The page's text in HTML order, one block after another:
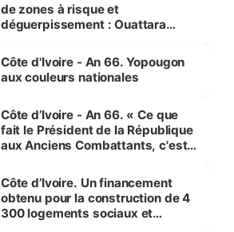
de zones à risque et
déguerpissement : Ouattara
l'Etat de droit pour préserver les
vies humaines »
Côte d'Ivoire - An 66. Yopougon
aux couleurs nationales
Côte d’Ivoire - An 66. « Ce que
fait le Président de la République
aux Anciens Combattants, c'est
Côte d’Ivoire. Un financement
obtenu pour la construction de 4
300 logements sociaux et